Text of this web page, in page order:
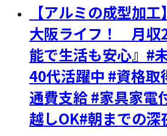
【アルミの成型加
大阪ライフ！ 月収
能で生活も安心』#
40代活躍中 #資格取
通費支給 #家具家電
越しOK#朝までの深